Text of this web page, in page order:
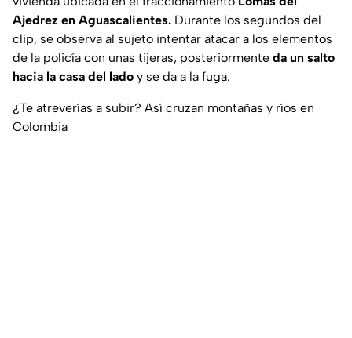
Ajedrez en Aguascalientes. Durante los segundos del
clip, se observa al sujeto intentar atacar a los elementos
de la policía con unas tijeras, posteriormente da un salto
hacia la casa del lado y se da a la fuga.
¿Te atreverías a subir? Así cruzan montañas y ríos en
Colombia